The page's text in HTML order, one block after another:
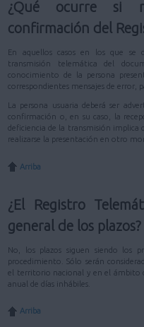
¿Qué ocurre si
confirmación del
En aquellos casos en los que
transmisión telemática del
conocimiento de la persona
correspondientes mensajes de error,
La persona usuaria deberá ser
confirmación o, en su caso, la
deficiencia de la transmisión implica
realizarse la presentación en otro
Arriba
¿El Registro
general de los plazos?
No, los plazos siguen siendo los
procedimiento. Sólo serán
el territorio nacional y en el ámbito
anual de días inhábiles.
Arriba